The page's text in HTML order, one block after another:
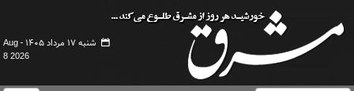
شنبه ۱۷ مرداد ۱۴۰۵ -
Aug
8 2026